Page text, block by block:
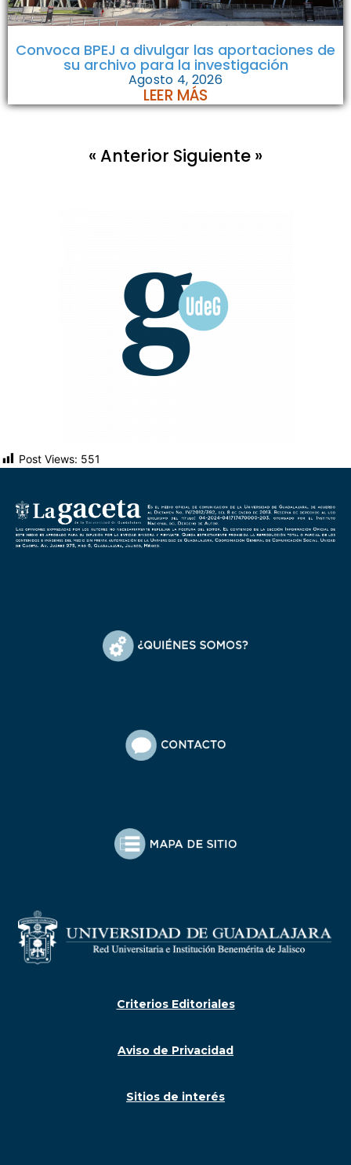
Convoca BPEJ a divulgar las aportaciones de
su archivo para la investigación
Agosto 4, 2026
LEER MÁS
« Anterior Siguiente »
Post Views: 551
Criterios Editoriales
Aviso de Privacidad
Sitios de interés